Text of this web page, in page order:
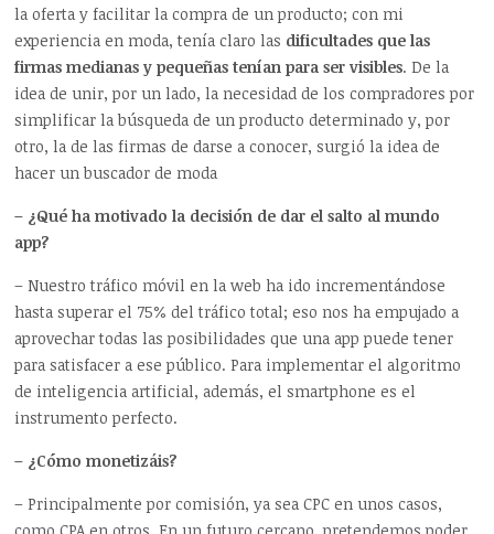
la oferta y facilitar la compra de un producto; con mi
experiencia en moda, tenía claro las dificultades que las
firmas medianas y pequeñas tenían para ser visibles. De la
idea de unir, por un lado, la necesidad de los compradores por
simplificar la búsqueda de un producto determinado y, por
otro, la de las firmas de darse a conocer, surgió la idea de
hacer un buscador de moda
– ¿Qué ha motivado la decisión de dar el salto al mundo
app?
– Nuestro tráfico móvil en la web ha ido incrementándose
hasta superar el 75% del tráfico total; eso nos ha empujado a
aprovechar todas las posibilidades que una app puede tener
para satisfacer a ese público. Para implementar el algoritmo
de inteligencia artificial, además, el smartphone es el
instrumento perfecto.
– ¿Cómo monetizáis?
– Principalmente por comisión, ya sea CPC en unos casos,